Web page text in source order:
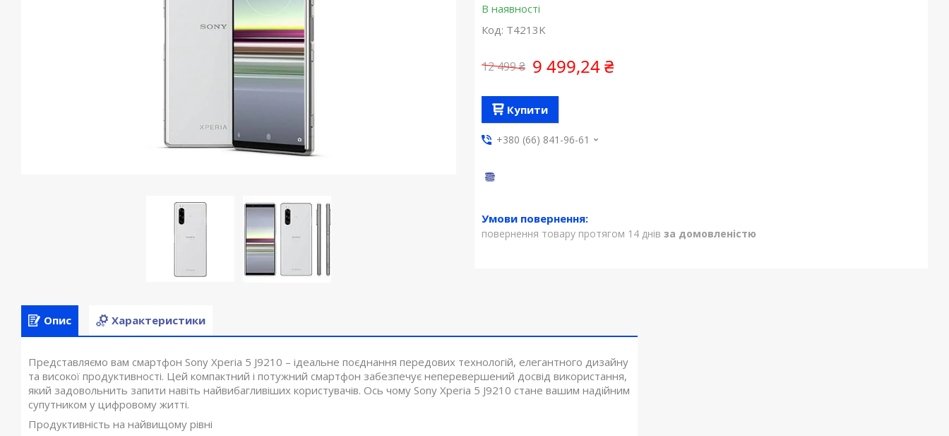
В наявності
Код: T4213K
12 499 ₴ 9 499,24 ₴
Купити
+380 (66) 841-96-61
повернення товару протягом 14 днів за домовленістю
Опис Характеристики
Представляємо вам смартфон Sony Xperia 5 J9210 – ідеальне поєднання передових технологій, елегантного дизайну
та високої продуктивності. Цей компактний і потужний смартфон забезпечує неперевершений досвід використання,
який задовольнить запити навіть найвибагливіших користувачів. Ось чому Sony Xperia 5 J9210 стане вашим надійним
супутником у цифровому житті.
Продуктивність на найвищому рівні